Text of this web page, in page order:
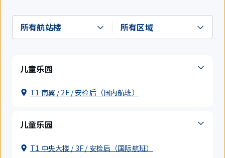
儿童乐园
T1 南翼 / 2F / 安检后（国内航班）
儿童乐园
T1 中央大楼 / 3F / 安检后（国际航班）